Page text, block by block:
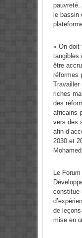
pauvreté.
le bassin
« On doit
tangibles
être
réformes
Travailler
riches
des
africains
vers des
afin
2030 et
Mohamed.
Le
constitue
de
mise en